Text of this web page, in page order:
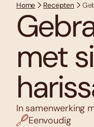
Home Recepten
met
In samenwerking
Eenvoudig